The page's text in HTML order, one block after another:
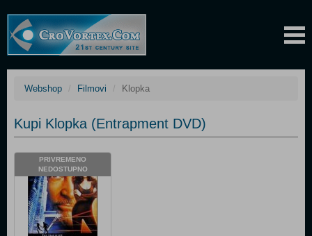
Webshop Filmovi Klopka
Kupi Klopka (Entrapment DVD)
PRIVREMENO
NEDOSTUPNO